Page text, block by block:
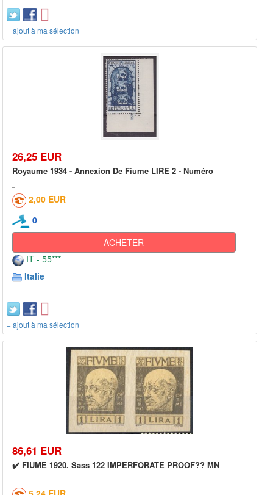
+ ajout à ma sélection
26,25 EUR
Royaume 1934 - Annexion De Fiume LIRE 2 - Numéro
2,00 EUR
0
ACHETER
IT - 55***
Italie
+ ajout à ma sélection
86,61 EUR
✔️ FIUME 1920. Sass 122 IMPERFORATE PROOF?? MN